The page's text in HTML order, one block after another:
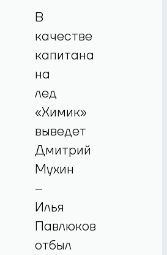
В
качестве
капитана
на
лед
«Химик»
выведет
Дмитрий
Мухин
–
Илья
Павлюков
отбыл